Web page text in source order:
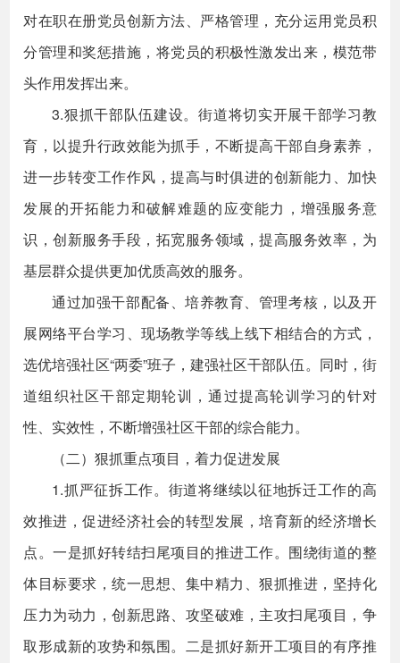
对在职在册党员创新方法、严格管理，充分运用党员积
分管理和奖惩措施，将党员的积极性激发出来，模范带
头作用发挥出来。
3.狠抓干部队伍建设。街道将切实开展干部学习教
育，以提升行政效能为抓手，不断提高干部自身素养，
进一步转变工作作风，提高与时俱进的创新能力、加快
发展的开拓能力和破解难题的应变能力，增强服务意
识，创新服务手段，拓宽服务领域，提高服务效率，为
基层群众提供更加优质高效的服务。
通过加强干部配备、培养教育、管理考核，以及开
展网络平台学习、现场教学等线上线下相结合的方式，
选优培强社区“两委”班子，建强社区干部队伍。同时，街
道组织社区干部定期轮训，通过提高轮训学习的针对
性、实效性，不断增强社区干部的综合能力。
（二）狠抓重点项目，着力促进发展
1.抓严征拆工作。街道将继续以征地拆迁工作的高
效推进，促进经济社会的转型发展，培育新的经济增长
点。一是抓好转结扫尾项目的推进工作。围绕街道的整
体目标要求，统一思想、集中精力、狠抓推进，坚持化
压力为动力，创新思路、攻坚破难，主攻扫尾项目，争
取形成新的攻势和氛围。二是抓好新开工项目的有序推